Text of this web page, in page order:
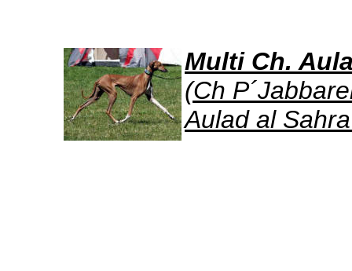
Multi Ch.
(Ch
Aulad al